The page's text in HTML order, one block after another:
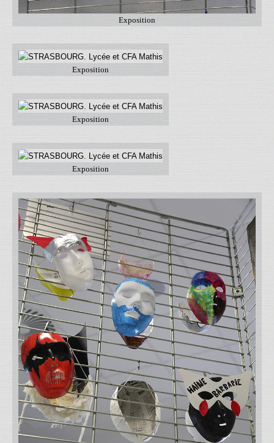
Exposition
Exposition
Exposition
Exposition